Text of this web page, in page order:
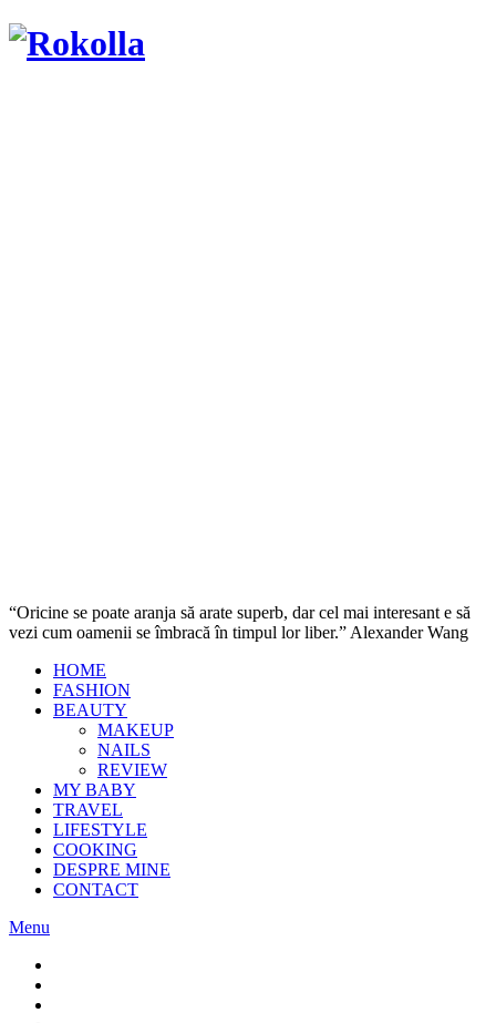
“Oricine se poate aranja să arate superb, dar cel mai interesant e să
vezi cum oamenii se îmbracă în timpul lor liber.” Alexander Wang
HOME
FASHION
BEAUTY
MAKEUP
NAILS
REVIEW
MY BABY
TRAVEL
LIFESTYLE
COOKING
DESPRE MINE
CONTACT
Menu